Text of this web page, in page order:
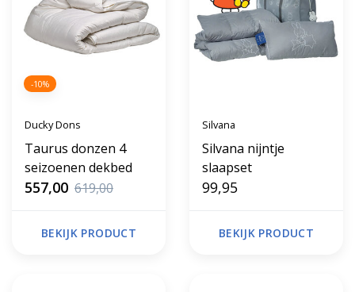
-10%
Ducky Dons
Taurus donzen 4
seizoenen dekbed
557,00 619,00
BEKIJK PRODUCT
Silvana
Silvana nijntje
slaapset
99,95
BEKIJK PRODUCT